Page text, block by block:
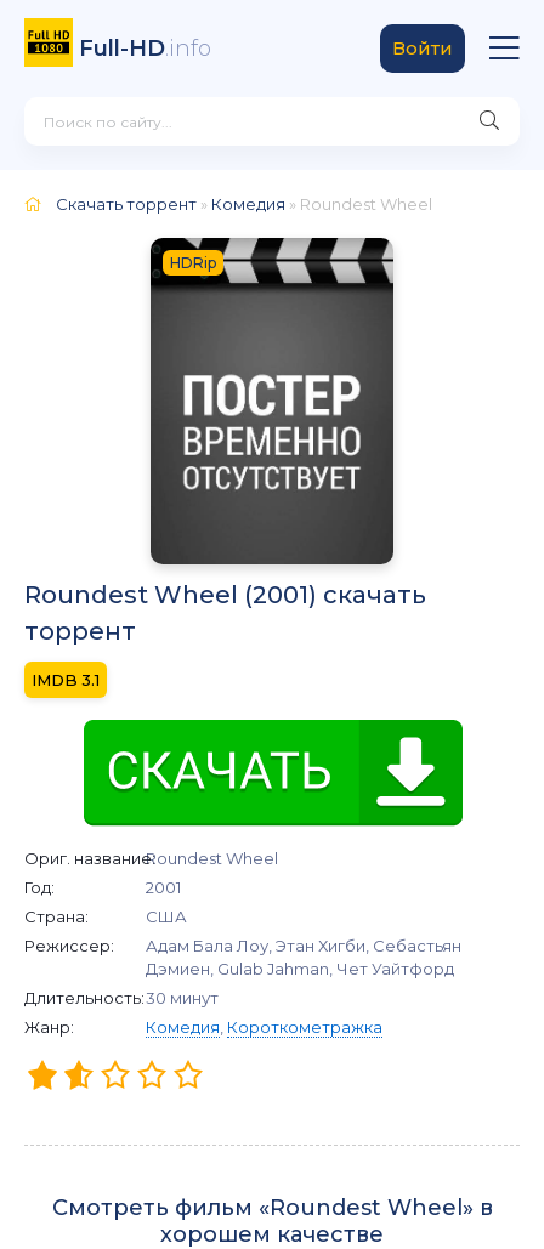
Full-HD.info Войти
Скачать торрент » Комедия » Roundest Wheel
HDRip
Roundest Wheel (2001) скачать
торрент
3.1
Ориг. название:Roundest Wheel
Год:
2001
Страна:
США
Режиссер:
Адам Бала Лоу, Этан Хигби, Себастьян
Дэмиен, Gulab Jahman, Чет Уайтфорд
Длительность:30 минут
Жанр:
Комедия Короткометражка
Смотреть фильм «Roundest Wheel» в
хорошем качестве